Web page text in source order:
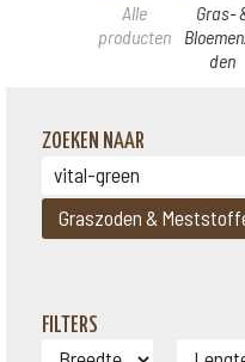
Alle
producten
Gras-
den
ZOEKEN NAAR
FILTERS